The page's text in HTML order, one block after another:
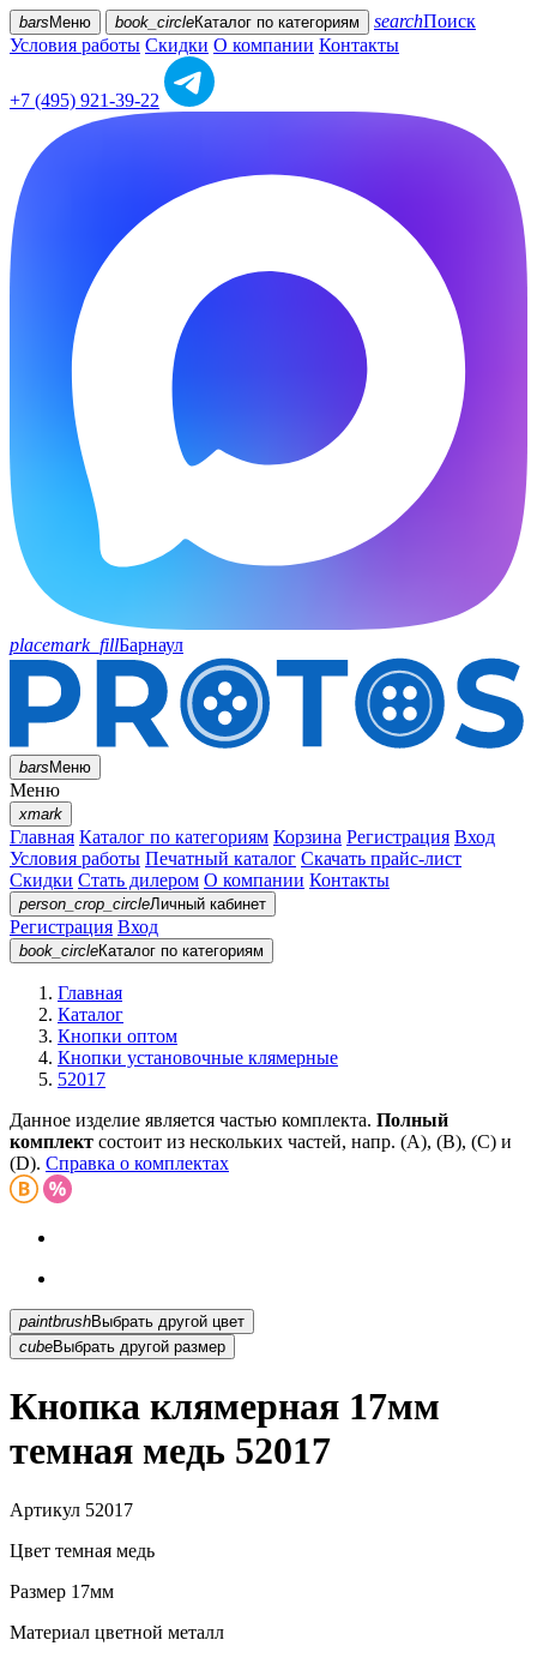
bars Меню book_circleКаталог по категориям searchПоиск
Условия работы Скидки О компании Контакты
+7 (495) 921-39-22
placemark_fillБарнаул
barsМеню
Меню
xmark
Главная Каталог по категориям Корзина Регистрация Вход
Условия работы Печатный каталог Скачать прайс-лист
Скидки Стать дилером О компании Контакты
person_crop_circleЛичный кабинет
Регистрация Вход
book_circleКаталог по категориям
Главная
Каталог
Кнопки оптом
Кнопки установочные клямерные
52017
Данное изделие является частью комплекта. Полный
комплект состоит из нескольких частей, напр. (А), (B), (С) и
(D). Справка о комплектах
paintbrush
Выбрать другой цвет
cubeВыбрать другой размер
Кнопка клямерная 17мм
темная медь 52017
Артикул 52017
Цвет темная медь
Размер 17мм
Материал цветной металл